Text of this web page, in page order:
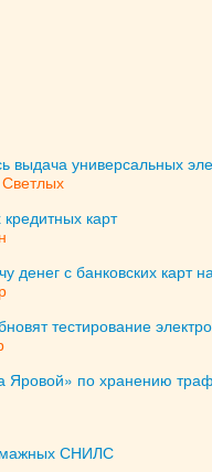
выдача универсальных
карт
денег с банковских карт
тестирование
Яровой» по хранению
СНИЛС